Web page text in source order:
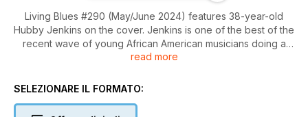
Living Blues #290 (May/June 2024) features 38-year-old
Hubby Jenkins on the cover. Jenkins is one of the best of the
recent wave of young African American musicians doing a
deep dive into pre-war blues, string band, and other roots
acoustic styles. An early member of the Carolina Chocolate
read more
SELEZIONARE IL FORMATO: